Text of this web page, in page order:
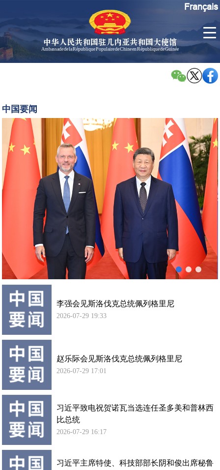
中华人民共和国驻几内亚共和国大使馆
Ambassade de la République Populaire de Chine en République de Guinée
孙勇大
孙勇大
使简历
中国历
任驻几
内亚大
使
息
使馆领
导及部
门负责
联系方
了
解
Français
中国要闻
近
平
同
斯
洛
尼
会
谈
李强会见斯洛伐克总统佩列格里尼
2026-07-29 19:33
赵乐际会见斯洛伐克总统佩列格里尼
2026-07-29 17:01
习近平致电祝贺诺瓦当选连任圣多美和普林西
比总统
2026-07-29 16:17
习近平主席特使、科技部部长阴和俊出席秘鲁